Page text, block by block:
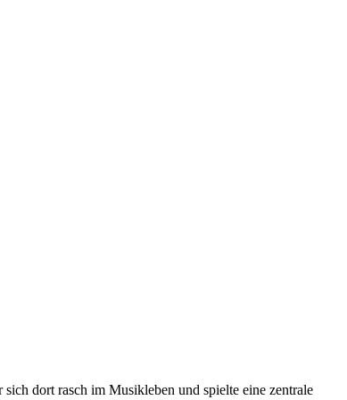
dort rasch im Musikleben und spielte eine zentrale